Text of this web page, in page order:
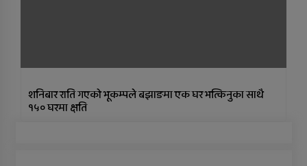
शनिबार राति गएको भूकम्पले बझाङमा एक घर भत्किनुका साथै
१५० घरमा क्षति